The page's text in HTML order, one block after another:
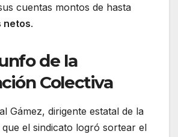
cuentas montos de hasta
netos.
de la
Colectiva
Gámez, dirigente estatal de la
el sindicato logró sortear el